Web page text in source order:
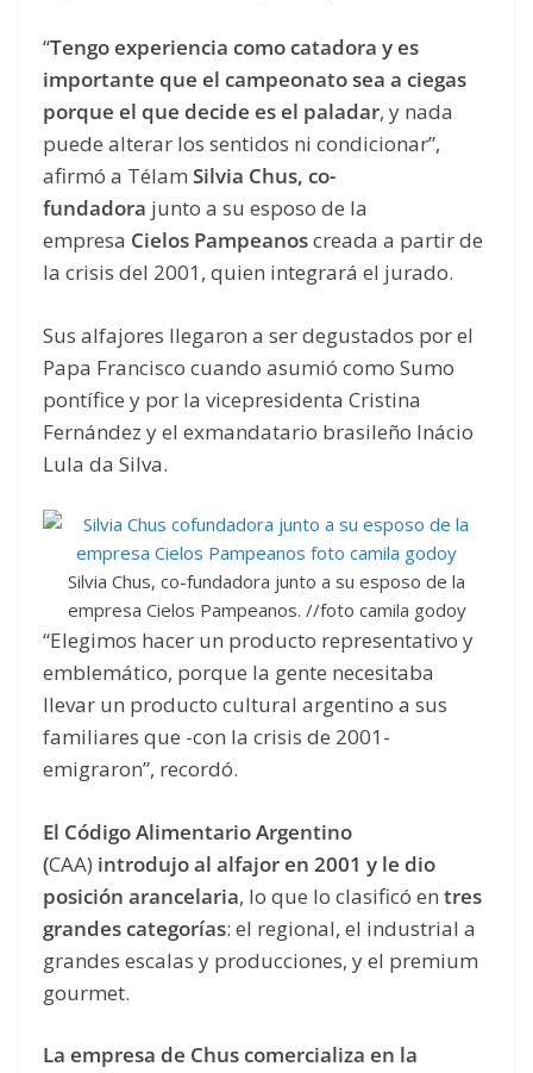
“Tengo experiencia como catadora y es
importante que el campeonato sea a ciegas
porque el que decide es el paladar, y nada
puede alterar los sentidos ni condicionar”,
afirmó a Télam Silvia Chus, co-
fundadora junto a su esposo de la
empresa Cielos Pampeanoscreada a partir de
la crisis del 2001, quien integrará el jurado.
Sus alfajores llegaron a ser degustados por el
Papa Francisco cuando asumió como Sumo
pontífice y por la vicepresidenta Cristina
Fernández y el exmandatario brasileño Inácio
Lula da Silva.
Silvia Chus, co-fundadora junto a su esposo de la
empresa Cielos Pampeanos. //foto camila godoy
“Elegimos hacer un producto representativo y
emblemático, porque la gente necesitaba
llevar un producto cultural argentino a sus
familiares que -con la crisis de 2001-
emigraron”, recordó.
El Código Alimentario Argentino
(CAA) introdujo al alfajor en 2001 y le dio
posición arancelaria, lo que lo clasificó en tres
grandes categorías: el regional, el industrial a
grandes escalas y producciones, y el premium
gourmet.
La empresa de Chus comercializa en la